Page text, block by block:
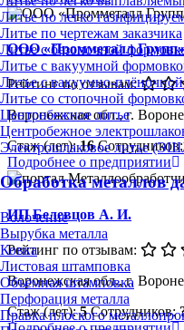
Литье по легко
Литье по чертежам заказчика
Литье с безопочной
Литье с вакуумной
Литье с вакуумно-
Литье со стопочной
Центробежное литье
Центробежное
Электрошлаковое литье
Обработка металлов
Волочение
Вырубка металла
Ковка
Листовая штамповка
Объёмная штамповка
Перфорация металла
Правка плоского
ООО «Промметалл
Рейтинг по отзывам:
Воронежская обл., г.
Стаж (лет):16
Подробнее о предприятии
ИП Белевцов А. И.
Рейтинг по отзывам:
Воронежская обл., г.
Стаж (лет):5 Сотрудников: